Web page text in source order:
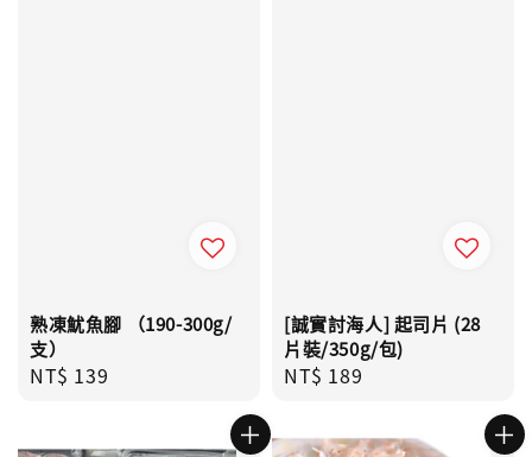
熟凍魷魚腳 （190-300g/
支）
Regular
NT$ 139
[誠實討海人] 起司片 (28
片裝/350g/包)
Regular
NT$ 189